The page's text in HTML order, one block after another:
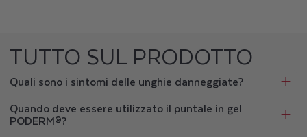
TUTTO SUL PRODOTTO
Quali sono i sintomi delle unghie danneggiate?
Quando deve essere utilizzato il puntale in gel
PODERM®?